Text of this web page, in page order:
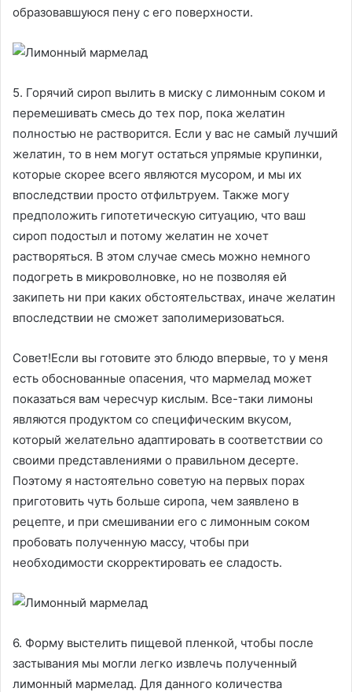
образовавшуюся пену с его поверхности.
5. Горячий сироп вылить в миску с лимонным соком и
перемешивать смесь до тех пор, пока желатин
полностью не растворится. Если у вас не самый лучший
желатин, то в нем могут остаться упрямые крупинки,
которые скорее всего являются мусором, и мы их
впоследствии просто отфильтруем. Также могу
предположить гипотетическую ситуацию, что ваш
сироп подостыл и потому желатин не хочет
растворяться. В этом случае смесь можно немного
подогреть в микроволновке, но не позволяя ей
закипеть ни при каких обстоятельствах, иначе желатин
впоследствии не сможет заполимеризоваться.
Совет!Если вы готовите это блюдо впервые, то у меня
есть обоснованные опасения, что мармелад может
показаться вам чересчур кислым. Все-таки лимоны
являются продуктом со специфическим вкусом,
который желательно адаптировать в соответствии со
своими представлениями о правильном десерте.
Поэтому я настоятельно советую на первых порах
приготовить чуть больше сиропа, чем заявлено в
рецепте, и при смешивании его с лимонным соком
пробовать полученную массу, чтобы при
необходимости скорректировать ее сладость.
6. Форму выстелить пищевой пленкой, чтобы после
застывания мы могли легко извлечь полученный
лимонный мармелад. Для данного количества